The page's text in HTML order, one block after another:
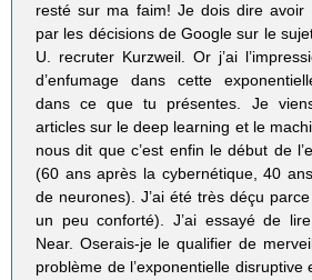
resté sur ma faim! Je dois dire avoir
par les décisions de Google sur le
U. recruter Kurzweil. Or j’ai
d’enfumage dans cette
dans ce que tu présentes. Je
articles sur le deep learning et le
nous dit que c’est enfin le début de
(60 ans après la cybernétique, 40
de neurones). J’ai été très déçu
un peu conforté). J’ai essayé de
Near. Oserais-je le qualifier de
problème de l’exponentielle disruptive